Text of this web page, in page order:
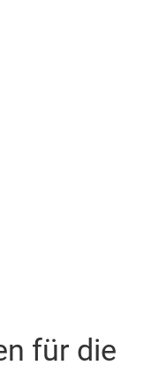
für die